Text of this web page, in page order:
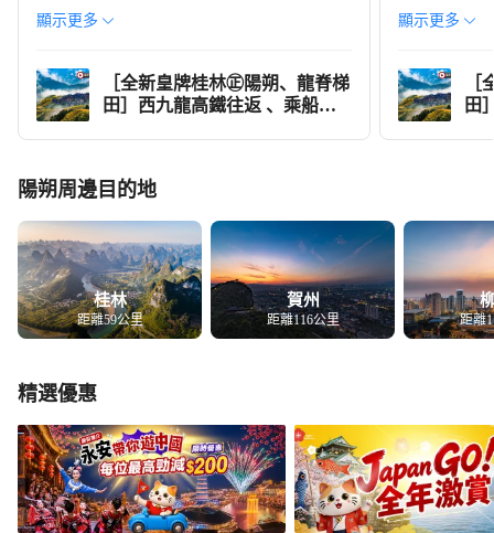
的外表并不起眼，但接下来的每一天，他都用
脚不便的老人。 更令人敬佩的是蔡嬋对当地文
化的热爱。从桂林米粉的传说到阳朔啤酒鱼的
由来，从喀斯特地貌的形成到壮族歌仙的故
事，她如数家珍。在她的讲述中，山水有了灵
样一位德才兼备的领队。用他的真诚与专业，
务，值得被更多人看见和赞赏。下次出行，我
们一定还选永安。
顯示更多
［全新皇牌桂林㊣陽朔、龍脊梯
田］西九龍高鐵往返 、乘船漫
店景觀下午茶 升級純玩4天高鐵
團
方面也好味
顯示更多
［
田
團
陽朔周邊目的地
桂林
距離59公里
賀州
距離116公里 距離
精選優惠